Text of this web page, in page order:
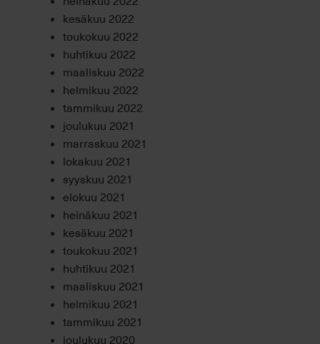
kesäkuu 2022
toukokuu 2022
huhtikuu 2022
maaliskuu 2022
helmikuu 2022
tammikuu 2022
joulukuu 2021
marraskuu 2021
lokakuu 2021
syyskuu 2021
elokuu 2021
heinäkuu 2021
kesäkuu 2021
toukokuu 2021
huhtikuu 2021
maaliskuu 2021
helmikuu 2021
tammikuu 2021
joulukuu 2020